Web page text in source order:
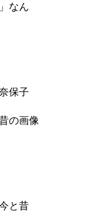
なん
保子
の画像
と昔